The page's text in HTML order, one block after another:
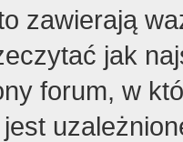
zawierają
jak
forum, w
jest